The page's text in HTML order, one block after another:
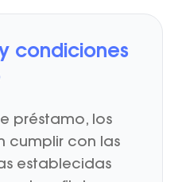
condiciones
préstamo, los
cumplir con las
establecidas